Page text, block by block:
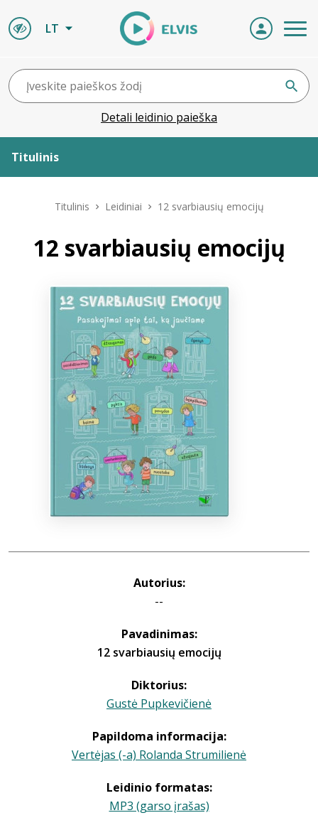
LT
Detali leidinio paieška
Titulinis
Leidiniai
Bibliotekoms
Titulinis Leidiniai 12 svarbiausių emocijų
12 svarbiausių emocijų
Autorius:
--
Pavadinimas:
12 svarbiausių emocijų
Diktorius:
Gustė Pupkevičienė
Papildoma informacija:
Vertėjas (-a) Rolanda Strumilienė
Leidinio formatas:
MP3 (garso įrašas)